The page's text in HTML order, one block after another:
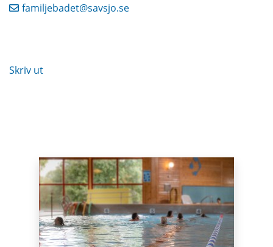
familjebadet@savsjo.se
Skriv ut
Puffar